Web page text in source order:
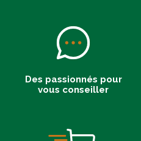
Des passionnés pour
vous conseiller